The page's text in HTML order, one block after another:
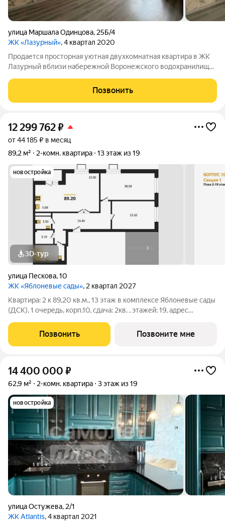
улица Маршала Одинцова, 25Б/4
ЖК «Лазурный», 4 квартал 2020
Продается просторная уютная двухкомнатная квартира в ЖК
Лазурный вблизи набережной Воронежского водохранилища
изолированными комнатами и просторным коридором со
встроенным шкафом-купе. В квартире
Позвонить
12 299 762₽
от 44 185 ₽ в месяц
89,2 м²
2-комн. квартира 13 этаж из 19
новостройка
3D-тур
улица Пескова,10
ЖК «Яблоневые сады», 2 квартал 2027
Квартира: 2 к 89,20 кв.м., 13 этаж в комплексе Яблоневые сады
(ДСК), 1 очередь, корп.10, сдача: 2кв. , этажей: 19, адрес
Позвонить Позвоните мне
14 400 000 ₽
62,9 м² 2-комн. квартира 3 этаж из 19
новостройка
улица Остужева, 2/1
ЖК Atlantis, 4 квартал 2021